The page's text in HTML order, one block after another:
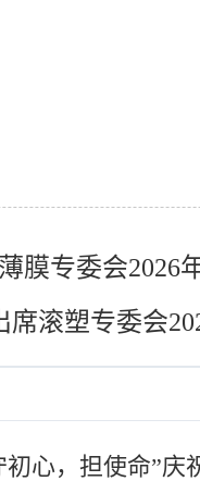
膜专委会
滚塑专委会
心，担使命”庆